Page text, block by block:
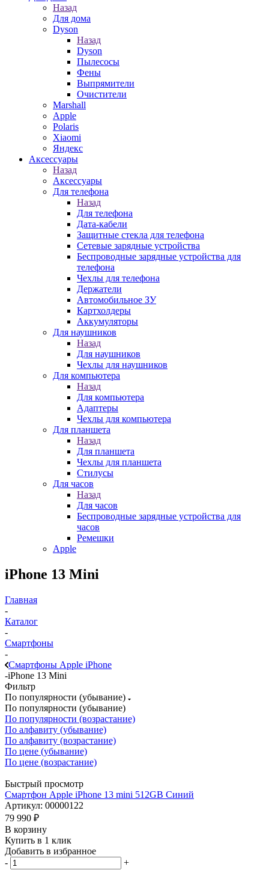
Назад
Для дома
Dyson
Назад
Dyson
Пылесосы
Фены
Выпрямители
Очистители
Marshall
Apple
Polaris
Xiaomi
Яндекс
Аксессуары
Назад
Аксессуары
Для телефона
Назад
Для телефона
Дата-кабели
Защитные стекла для телефона
Сетевые зарядные устройства
Беспроводные зарядные устройства для
телефона
Чехлы для телефона
Держатели
Автомобильное ЗУ
Картхолдеры
Аккумуляторы
Для наушников
Назад
Для наушников
Чехлы для наушников
Для компьютера
Назад
Для компьютера
Адаптеры
Чехлы для компьютера
Для планшета
Назад
Для планшета
Чехлы для планшета
Стилусы
Для часов
Назад
Для часов
Беспроводные зарядные устройства для
часов
Ремешки
Apple
iPhone 13 Mini
Главная
-
Каталог
-
Смартфоны
-
Смартфоны Apple iPhone
-iPhone 13 Mini
Фильтр
По популярности (убывание)
По популярности (убывание)
По популярности (возрастание)
По алфавиту (убывание)
По алфавиту (возрастание)
По цене (убывание)
По цене (возрастание)
Быстрый просмотр
Смартфон Apple iPhone 13 mini 512GB Синий
Артикул: 00000122
79 990 ₽
В корзину
Купить в 1 клик
Добавить в избранное
-
+